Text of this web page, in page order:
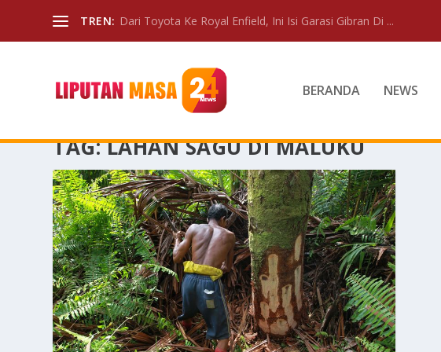
TREN: Dari Toyota Ke Royal Enfield, Ini Isi Garasi Gibran Di ...
BERANDA NEWS
TAG:LAHAN SAGU DI MALUKU